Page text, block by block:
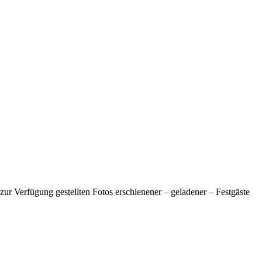
Verfügung gestellten Fotos erschienener – geladener – Festgäste